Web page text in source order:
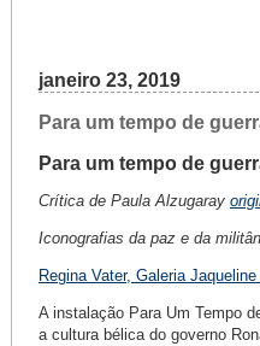
janeiro 23, 2019
Para um tempo de
Para um tempo de
Crítica de Paula Alzugaray
Iconografias da paz e da
Regina Vater, Galeria
A instalação Para Um Tempo
a cultura bélica do governo